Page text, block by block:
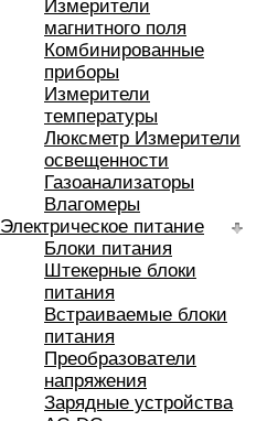
Измерители
магнитного поля
Комбинированные
приборы
Измерители
температуры
Люксметр Измерители
освещенности
Газоанализаторы
Влагомеры
Электрическое питание
Блоки питания
Штекерные блоки
питания
Встраиваемые блоки
питания
Преобразователи
напряжения
Зарядные устройства